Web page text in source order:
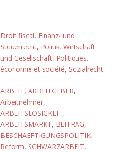
Droit fiscal, Finanz- und
Steuerrecht, Politik, Wirtschaft
und Gesellschaft, Politiques,
économie et société, Sozialrecht
ARBEIT, ARBEITGEBER,
Arbeitnehmer,
ARBEITSLOSIGKEIT,
ARBEITSMARKT, BEITRAG,
BESCHAEFTIGUNGSPOLITIK,
Reform, SCHWARZARBEIT,